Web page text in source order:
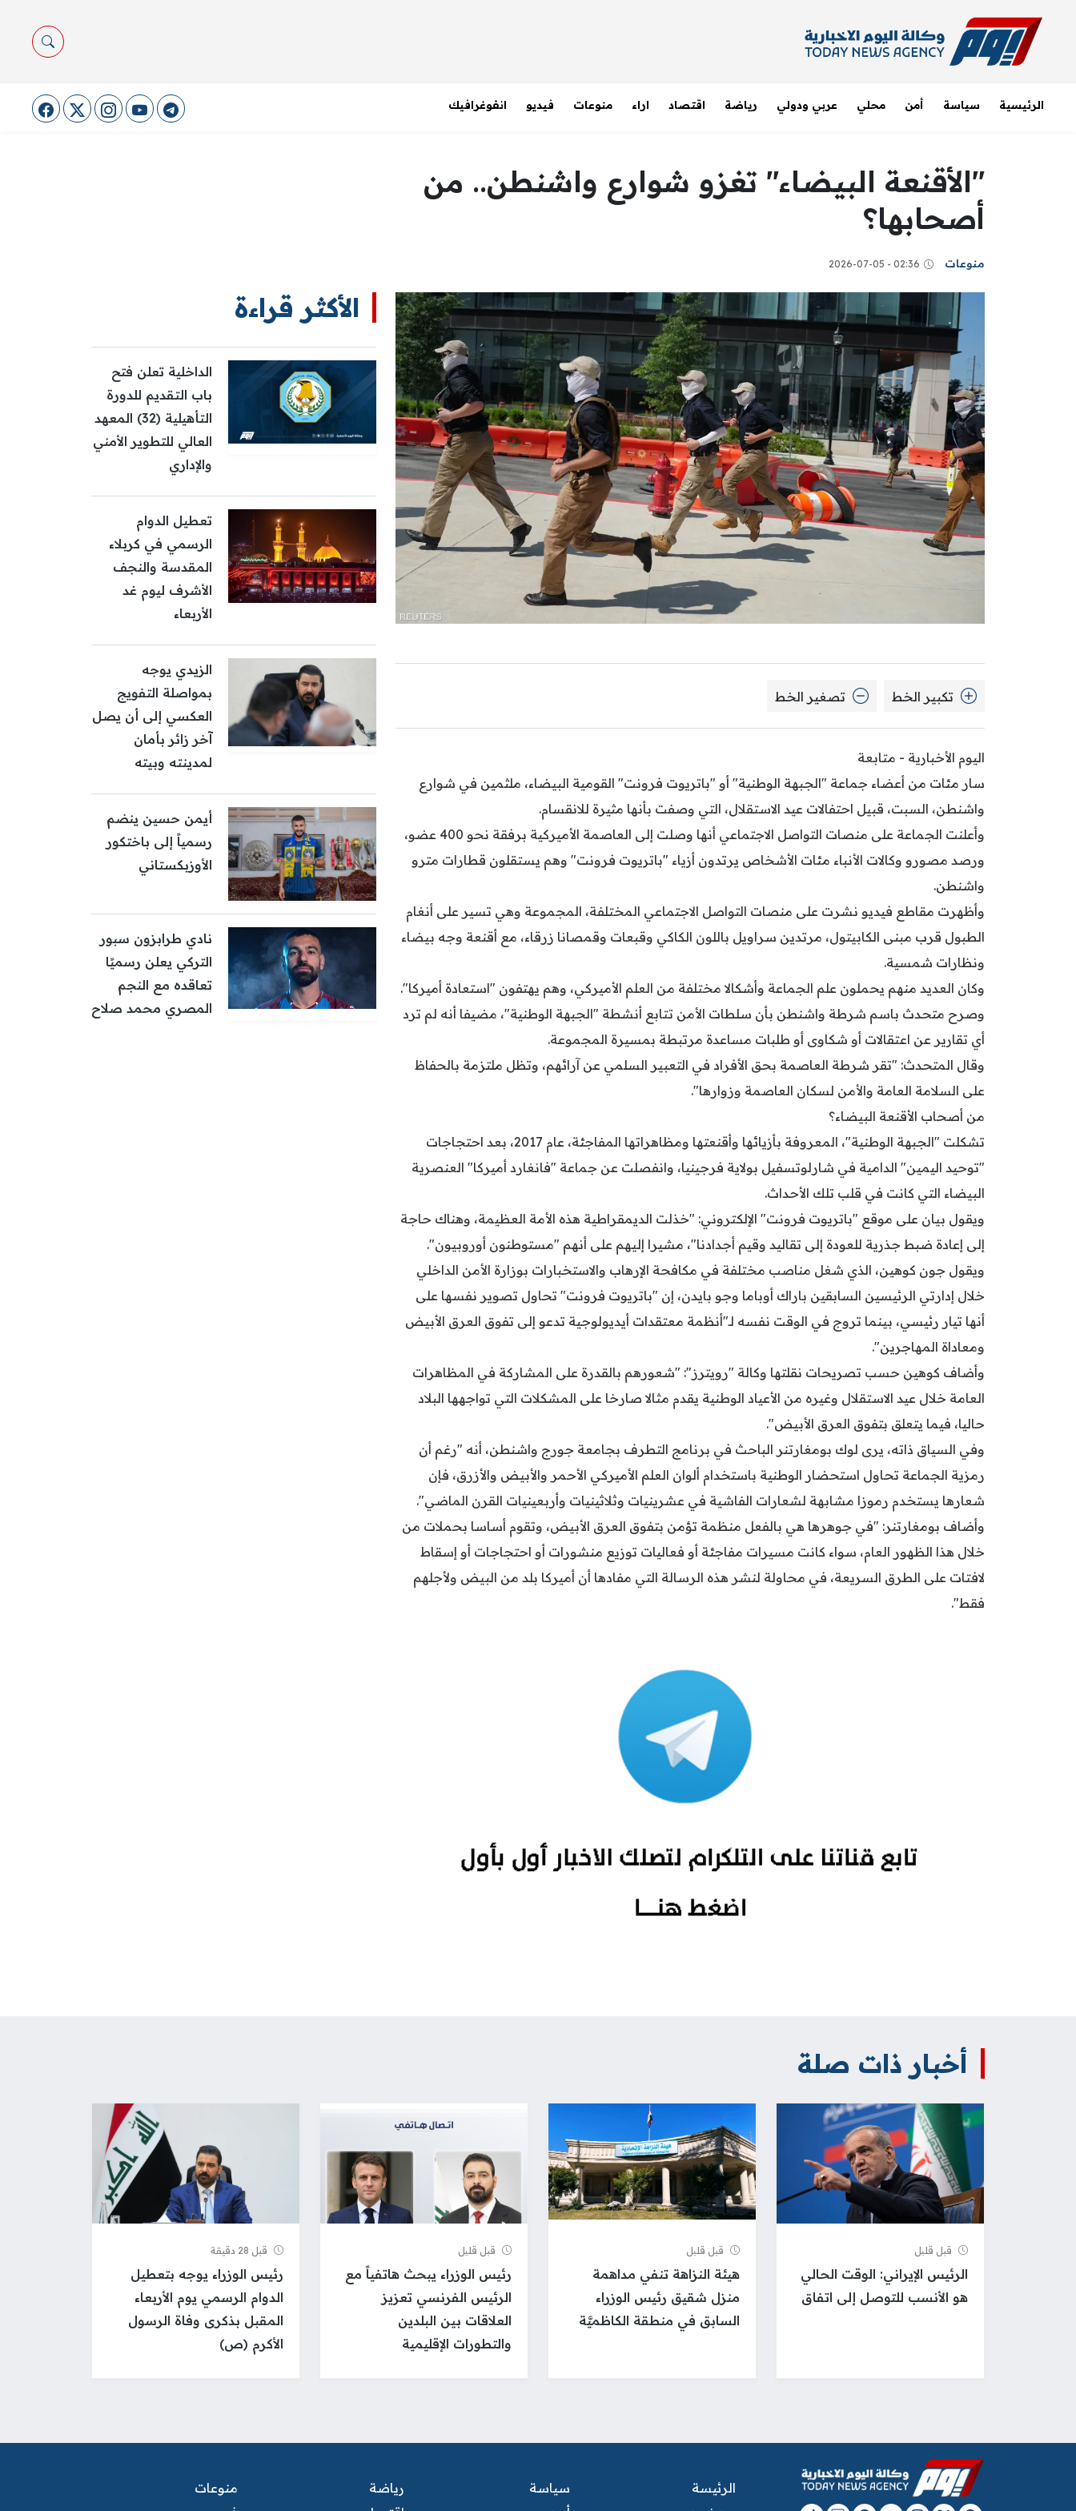
الرئيسية سياسة أمن محلي عربي ودولي رياضة اقتصاد اراء منوعات فيديو انفوغرافيك
"الأقنعة البيضاء" تغزو شوارع واشنطن.. من
أصحابها؟
منوعات 02:36 - 2026-07-05
تكبير الخط تصغير الخط
اليوم الأخبارية - متابعة
سار مئات من أعضاء جماعة "الجبهة الوطنية" أو "باتريوت فرونت" القومية البيضاء، ملثمين في شوارع
واشنطن، السبت، قبيل احتفالات عيد الاستقلال، التي وصفت بأنها مثيرة للانقسام.
وأعلنت الجماعة على منصات التواصل الاجتماعي أنها وصلت إلى العاصمة الأميركية برفقة نحو 400 عضو،
ورصد مصورو وكالات الأنباء مئات الأشخاص يرتدون أزياء "باتريوت فرونت" وهم يستقلون قطارات مترو
واشنطن.
وأظهرت مقاطع فيديو نشرت على منصات التواصل الاجتماعي المختلفة، المجموعة وهي تسير على أنغام
الطبول قرب مبنى الكابيتول، مرتدين سراويل باللون الكاكي وقبعات وقمصانا زرقاء، مع أقنعة وجه بيضاء
ونظارات شمسية.
وكان العديد منهم يحملون علم الجماعة وأشكالا مختلفة من العلم الأميركي، وهم يهتفون "استعادة أميركا".
وصرح متحدث باسم شرطة واشنطن بأن سلطات الأمن تتابع أنشطة "الجبهة الوطنية"، مضيفا أنه لم ترد
أي تقارير عن اعتقالات أو شكاوى أو طلبات مساعدة مرتبطة بمسيرة المجموعة.
وقال المتحدث: "تقر شرطة العاصمة بحق الأفراد في التعبير السلمي عن آرائهم، وتظل ملتزمة بالحفاظ
على السلامة العامة والأمن لسكان العاصمة وزوارها".
من أصحاب الأقنعة البيضاء؟
تشكلت "الجبهة الوطنية"، المعروفة بأزيائها وأقنعتها ومظاهراتها المفاجئة، عام 2017، بعد احتجاجات
"توحيد اليمين" الدامية في شارلوتسفيل بولاية فرجينيا، وانفصلت عن جماعة "فانغارد أميركا" العنصرية
البيضاء التي كانت في قلب تلك الأحداث.
ويقول بيان على موقع "باتريوت فرونت" الإلكتروني: "خذلت الديمقراطية هذه الأمة العظيمة، وهناك حاجة
إلى إعادة ضبط جذرية للعودة إلى تقاليد وقيم أجدادنا"، مشيرا إليهم على أنهم "مستوطنون أوروبيون".
ويقول جون كوهين، الذي شغل مناصب مختلفة في مكافحة الإرهاب والاستخبارات بوزارة الأمن الداخلي
خلال إدارتي الرئيسين السابقين باراك أوباما وجو بايدن، إن "باتريوت فرونت" تحاول تصوير نفسها على
أنها تيار رئيسي، بينما تروج في الوقت نفسه لـ"أنظمة معتقدات أيديولوجية تدعو إلى تفوق العرق الأبيض
ومعاداة المهاجرين".
وأضاف كوهين حسب تصريحات نقلتها وكالة "رويترز": "شعورهم بالقدرة على المشاركة في المظاهرات
العامة خلال عيد الاستقلال وغيره من الأعياد الوطنية يقدم مثالا صارخا على المشكلات التي تواجهها البلاد
حاليا، فيما يتعلق بتفوق العرق الأبيض".
وفي السياق ذاته، يرى لوك بومغارتنر الباحث في برنامج التطرف بجامعة جورج واشنطن، أنه "رغم أن
رمزية الجماعة تحاول استحضار الوطنية باستخدام ألوان العلم الأميركي الأحمر والأبيض والأزرق، فإن
شعارها يستخدم رموزا مشابهة لشعارات الفاشية في عشرينيات وثلاثينيات وأربعينيات القرن الماضي".
وأضاف بومغارتنر: "في جوهرها هي بالفعل منظمة تؤمن بتفوق العرق الأبيض، وتقوم أساسا بحملات من
خلال هذا الظهور العام، سواء كانت مسيرات مفاجئة أو فعاليات توزيع منشورات أو احتجاجات أو إسقاط
لافتات على الطرق السريعة، في محاولة لنشر هذه الرسالة التي مفادها أن أميركا بلد من البيض ولأجلهم
فقط".
الأكثر قراءة
الداخلية تعلن فتح
باب التقديم للدورة
التأهيلية (32) المعهد
العالي للتطوير الأمني
والإداري
تعطيل الدوام
الرسمي في كربلاء
المقدسة والنجف
الأشرف ليوم غد
الأربعاء
الزيدي يوجه
بمواصلة التفويج
العكسي إلى أن يصل
آخر زائر بأمان
لمدينته وبيته
أيمن حسين ينضم
رسمياً إلى باختكور
الأوزبكستاني
نادي طرابزون سبور
التركي يعلن رسميًا
تعاقده مع النجم
المصري محمد صلاح
أخبار ذات صلة
قبل قلیل
الرئيس الإيراني: الوقت الحالي
هو الأنسب للتوصل إلى اتفاق
قبل قلیل
هيئة النزاهة تنفي مداهمة
منزل شقيق رئيس الوزراء
السابق في منطقة الكاظميَّة
قبل قلیل
رئيس الوزراء يبحث هاتفياً مع
الرئيس الفرنسي تعزيز
العلاقات بين البلدين
والتطورات الإقليمية
قبل 28 دقيقة
رئيس الوزراء يوجه بتعطيل
الدوام الرسمي يوم الأربعاء
المقبل بذكرى وفاة الرسول
الأكرم (ص)
الرئيسة
سياسة
رياضة
منوعات